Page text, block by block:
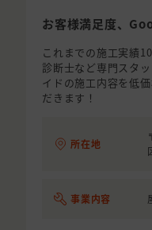
お客様満足度、
これまでの施工実績
診断士など専門スタ
イドの施工内容を低
だきます！
所在地
事業内容